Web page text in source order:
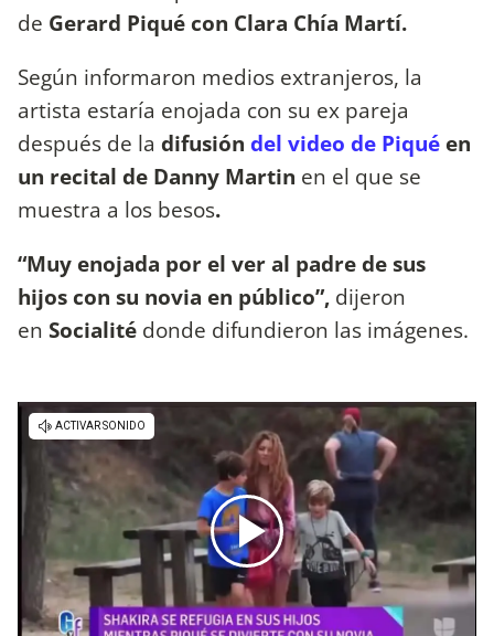
de Gerard Piqué con Clara Chía Martí.
Según informaron medios extranjeros, la
artista estaría enojada con su ex pareja
después de la difusión del video de Piqué en
un recital de Danny Martin en el que se
muestra a los besos.
“Muy enojada por el ver al padre de sus
hijos con su novia en público”, dijeron
en Socialité donde difundieron las imágenes.